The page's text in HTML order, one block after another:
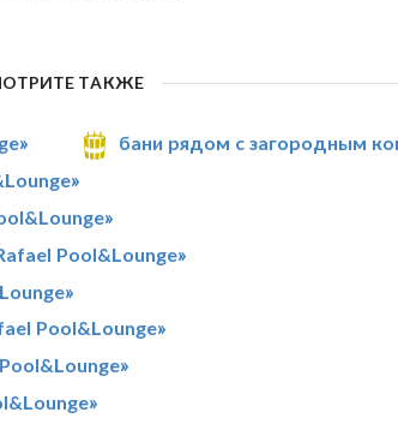
ТАКЖЕ
бани рядом с загородным
Pool&Lounge»
Pool&Lounge»